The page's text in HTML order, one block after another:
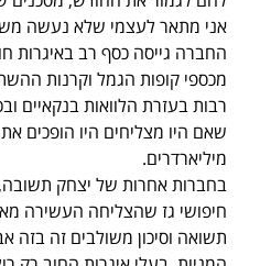
אני מתאר לעצמי שלא נעשה
החברה גייסה כסף רב באיגרות
מכספי קופות הגמל וקרנות
רבות בעזרת הלוואות בנקאיים
שאם היו מצליחים היו הופכים
מיליארדרים.
בחברות אחרות של יצחק תשובה,
חיפושי גז שהצליחה העשירה
תשואה וסיכון משולבים זה בזה